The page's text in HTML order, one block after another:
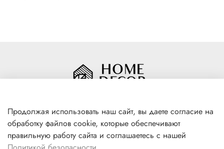
+7(996) 316 00 81
г. Якутск, ул. Лермонтова 102
Продолжая использовать наш сайт, вы даете согласие на
обработку файлов cookie, которые обеспечивают
правильную работу сайта и соглашаетесь с нашей